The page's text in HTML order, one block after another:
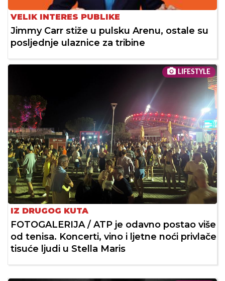
VELIK INTERES PUBLIKE
Jimmy Carr stiže u pulsku Arenu, ostale su
posljednje ulaznice za tribine
LIFESTYLE
IZ DRUGOG KUTA
FOTOGALERIJA / ATP je odavno postao više
od tenisa. Koncerti, vino i ljetne noći privlače
tisuće ljudi u Stella Maris